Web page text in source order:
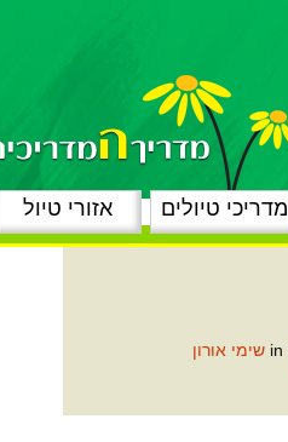
מדריכי טיולים אזורי טיול
שימי אורון